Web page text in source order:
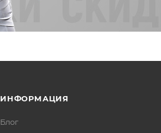
ИНФОРМАЦИЯ
Блог